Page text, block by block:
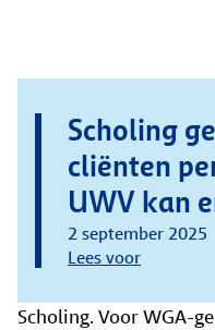
Scholing
cliënten
UWV kan
2 september 2025
Lees voor
Scholing. Voor WGA-